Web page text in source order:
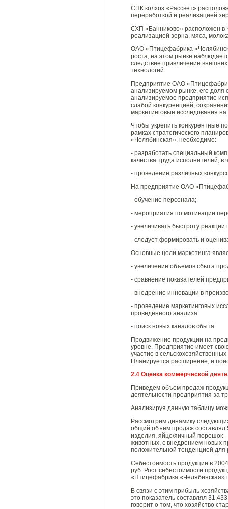
СПК колхоз «Рассвет»
переработкой и реализацией
СХП «Банниково» расположен в
реализацией зерна, мяса,
ОАО «Птицефабрика
роста, на этом рынке
следствие привлечение
технологий.
Предприятие ОАО
анализируемом рынке, его доля
анализируемое предприятие
слабой конкуренцией,
маркетинговые исследования
Чтобы укрепить конкурентные
рамках стратегического
«Челябинская», необходимо:
- разработать специальный
качества труда исполнителей,
- проведение различных
На предприятие ОАО
- обучение персонала;
- мероприятия по мотивации
- увеличивать быстроту
- следует формировать и
Основные цели маркетинга
- увеличение объемов сбыта
- сравнение показателей
- внедрение инновации в
- проведение маркетинговых
проведенного анализа
- поиск новых каналов сбыта.
Продвижение продукции на
уровне. Предприятие имеет
участие в
Планируется расширение, и
2.4 Оценка коммерческой
Приведем объем продаж
деятельности предприятия за
Анализируя данную таблицу
Рассмотрим динамику
общий объём продаж составлял
изделия, яйцо/яичный порошок -
животных, с внедрением новых
положительной тенденцией для
Себестоимость продукции в
руб. Рост себестоимости
«Птицефабрика «Челябинская»
В связи с этим прибыль
это показатель составлял
говорит о том, что хозяйство